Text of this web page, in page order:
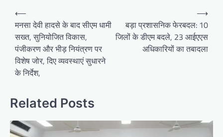
Post
navigation
⟵
मनसा देवी हादसे के बाद सीएम धामी
सख्त, सुनियोजित विकास,
पंजीकरण और भीड़ नियंत्रण पर
विशेष जोर, दिए व्यवस्थाएं सुधारने
के निर्देश,
बड़ा प्रशासनिक फेरबदल: 10
जिलों के डीएम बदले, 23 आईएएस
अधिकारियों का तबादला
⟶
Related Posts